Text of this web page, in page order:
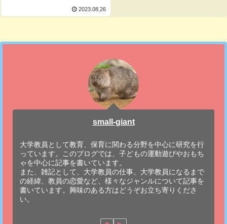
2023.08.26
small-giant
大学教員として教育、保育に関わる分野を中心に研究を行
っています。このブログでは、子どもの運動遊びやおもち
ゃを中心に記事を書いています。
また、雑記として、大学教員の仕事、大学教員になるまで
の経緯、教員の恋愛など、様々なジャンルについて記事を
書いています。興味のある方はどうぞお立ち寄りくださ
い。